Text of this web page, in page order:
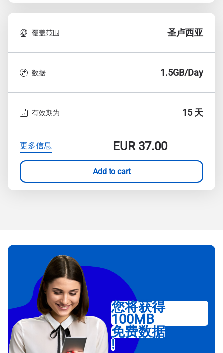
覆盖范围 圣卢西亚
数据 1.5GB/Day
有效期为 15 天
更多信息 EUR37.00
Add to cart
您将获得
100MB
免费数据
!